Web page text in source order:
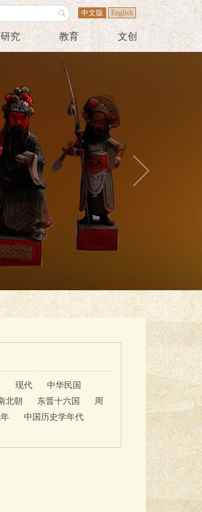
研究 教育 文创
中文版 English
现代
中华民国
北朝 东晋十六国
周
中国历史学年代